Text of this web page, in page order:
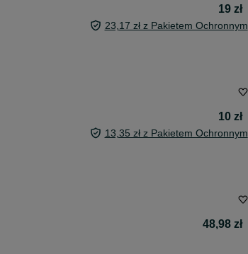
19 zł
23,17 zł z Pakietem Ochronnym
10 zł
13,35 zł z Pakietem Ochronnym
48,98 zł